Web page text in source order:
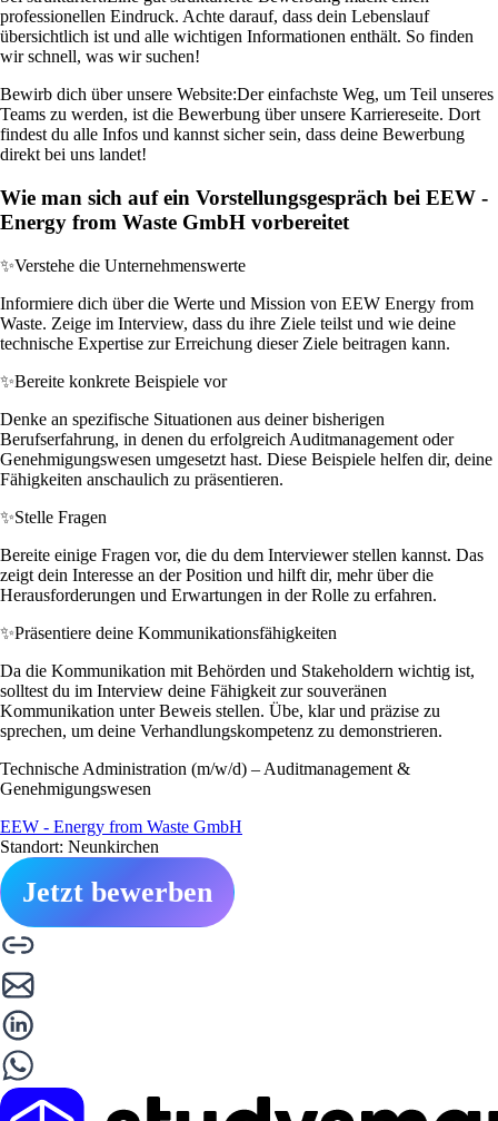
professionellen Eindruck. Achte darauf, dass dein Lebenslauf
übersichtlich ist und alle wichtigen Informationen enthält. So finden
wir schnell, was wir suchen!
Bewirb dich über unsere Website:Der einfachste Weg, um Teil unseres
Teams zu werden, ist die Bewerbung über unsere Karriereseite. Dort
findest du alle Infos und kannst sicher sein, dass deine Bewerbung
direkt bei uns landet!
Wie man sich auf ein Vorstellungsgespräch bei EEW -
Energy from Waste GmbH vorbereitet
✨Verstehe die Unternehmenswerte
Informiere dich über die Werte und Mission von EEW Energy from
Waste. Zeige im Interview, dass du ihre Ziele teilst und wie deine
technische Expertise zur Erreichung dieser Ziele beitragen kann.
✨Bereite konkrete Beispiele vor
Denke an spezifische Situationen aus deiner bisherigen
Berufserfahrung, in denen du erfolgreich Auditmanagement oder
Genehmigungswesen umgesetzt hast. Diese Beispiele helfen dir, deine
Fähigkeiten anschaulich zu präsentieren.
✨Stelle Fragen
Bereite einige Fragen vor, die du dem Interviewer stellen kannst. Das
zeigt dein Interesse an der Position und hilft dir, mehr über die
Herausforderungen und Erwartungen in der Rolle zu erfahren.
✨Präsentiere deine Kommunikationsfähigkeiten
Da die Kommunikation mit Behörden und Stakeholdern wichtig ist,
solltest du im Interview deine Fähigkeit zur souveränen
Kommunikation unter Beweis stellen. Übe, klar und präzise zu
sprechen, um deine Verhandlungskompetenz zu demonstrieren.
Technische Administration (m/w/d) – Auditmanagement &
Genehmigungswesen
EEW - Energy from Waste GmbH
Standort: Neunkirchen
Jetzt bewerben